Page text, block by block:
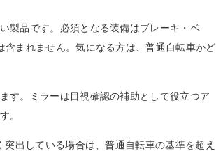
製品です。必須となる装備はブレーキ・ベ
まれません。気になる方は、普通自転車かど
す。ミラーは目視確認の補助として役立つア
。
出している場合は、普通自転車の基準を超え